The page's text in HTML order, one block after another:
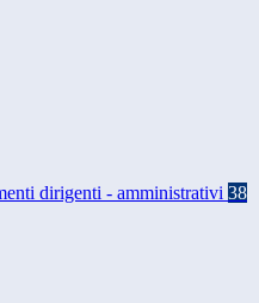
dirigenti - amministrativi 38